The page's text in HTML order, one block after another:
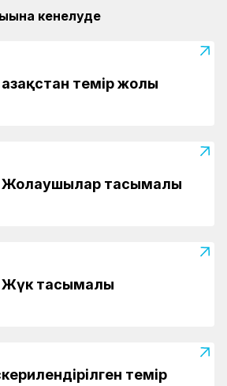
кенелуде
Қазақстан темір жолы
Жолаушылар тасымалы
Жүк тасымалы
темір